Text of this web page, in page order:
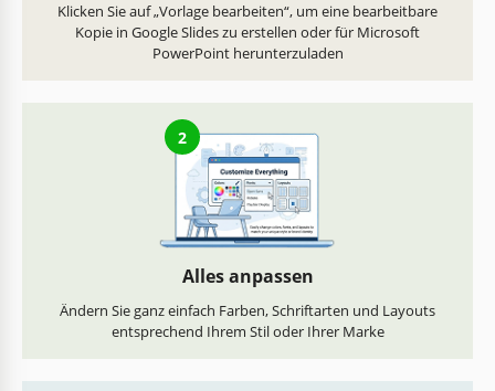
Klicken Sie auf „Vorlage bearbeiten“, um eine bearbeitbare
Kopie in Google Slides zu erstellen oder für Microsoft
PowerPoint herunterzuladen
2
Alles anpassen
Ändern Sie ganz einfach Farben, Schriftarten und Layouts
entsprechend Ihrem Stil oder Ihrer Marke